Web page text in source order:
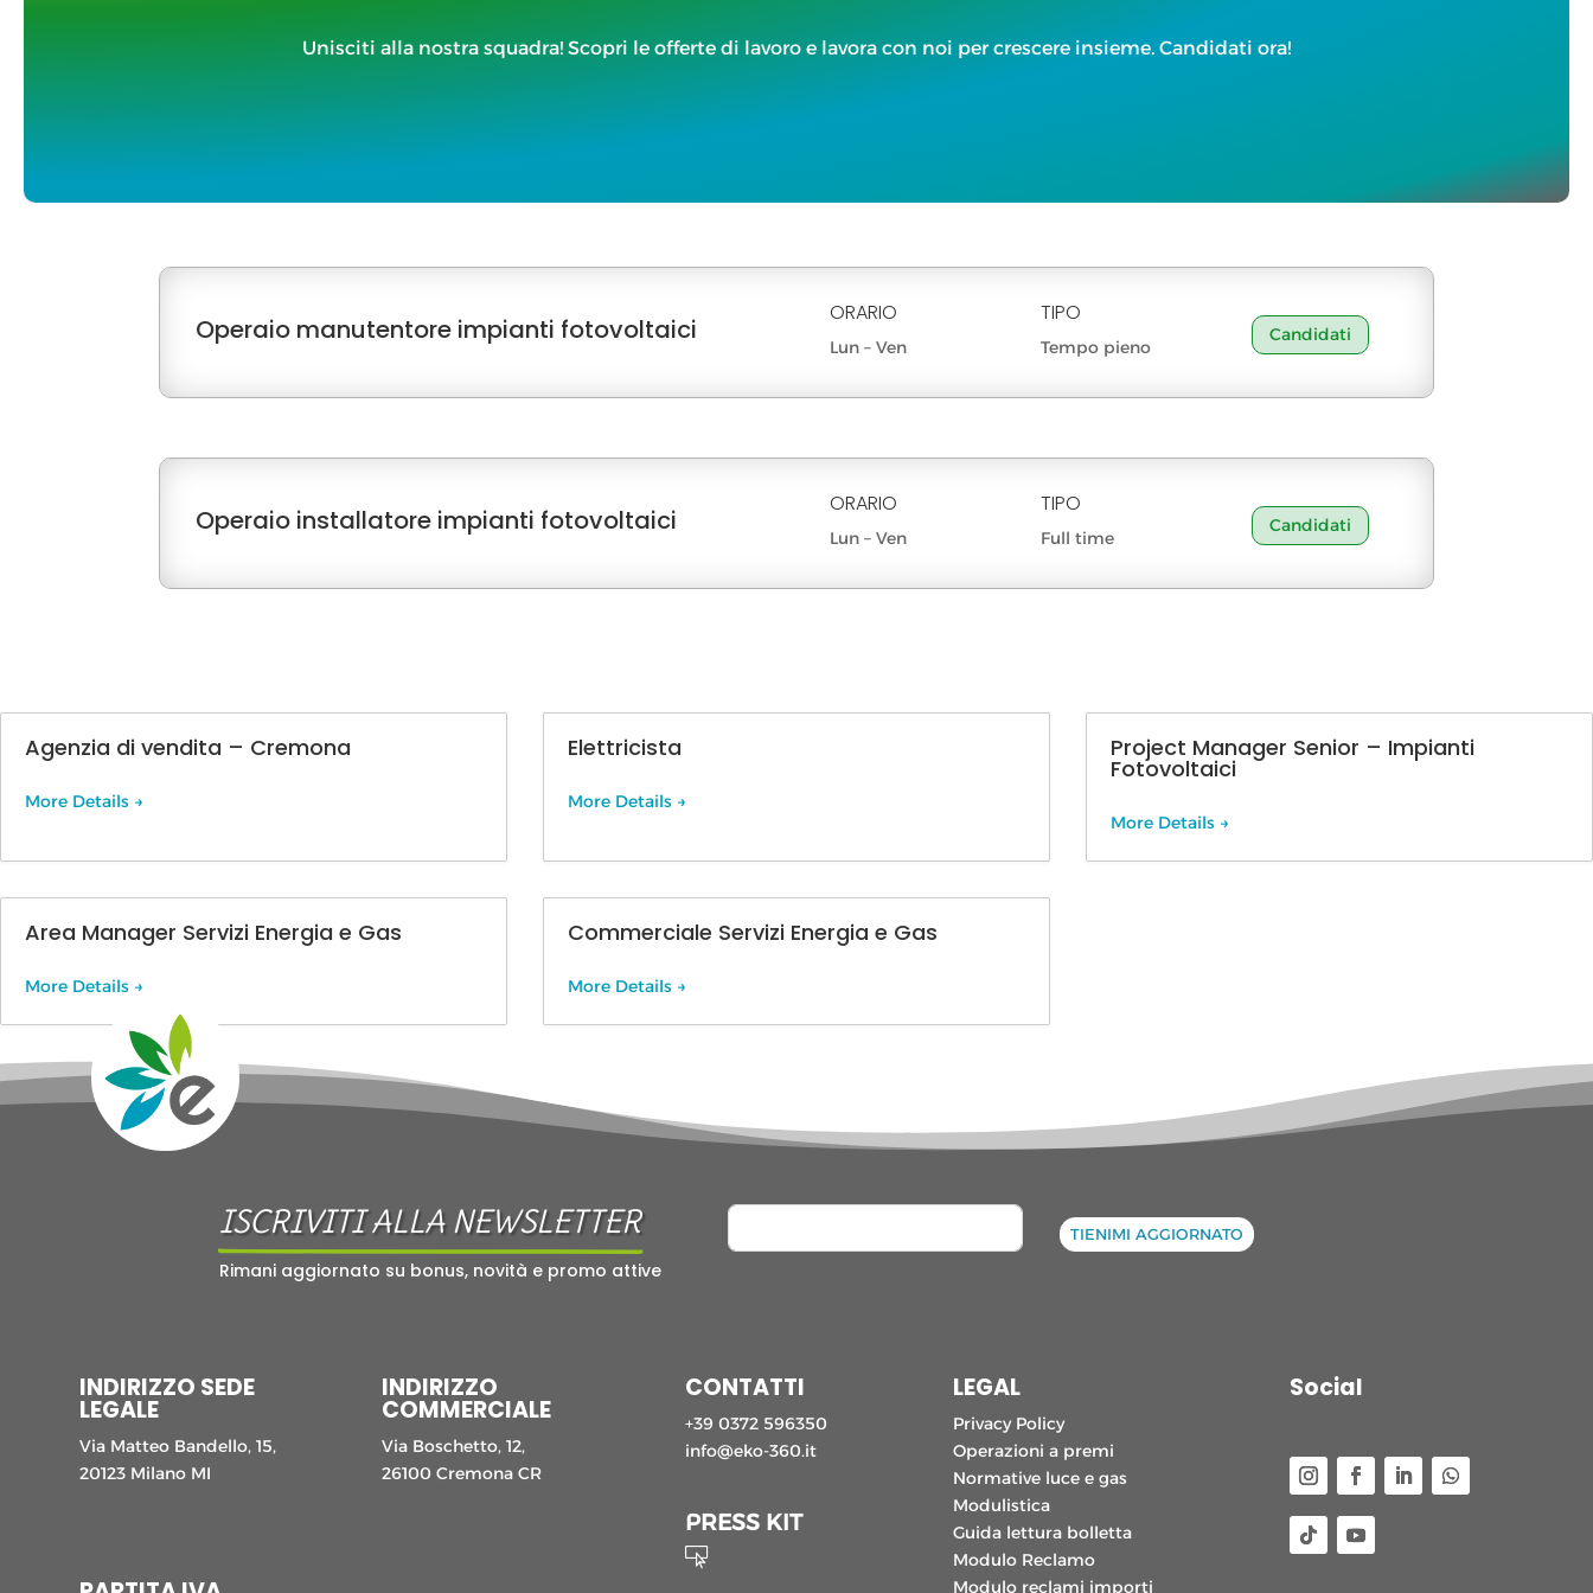
Unisciti alla nostra squadra! Scopri le offerte di lavoro e lavora con noi per crescere insieme. Candidati ora!
Operaio manutentore impianti fotovoltaici
ORARIO
Lun – Ven
TIPO
Tempo pieno
Candidati
Operaio installatore impianti fotovoltaici
ORARIO
Lun – Ven
TIPO
Full time
Candidati
Agenzia di vendita – Cremona
More Details
Elettricista
More Details
Project Manager Senior – Impianti
Fotovoltaici
More Details
Area Manager Servizi Energia e Gas
More Details
Commerciale Servizi Energia e Gas
More Details
ISCRIVITI ALLA NEWSLETTER
Rimani aggiornato su bonus, novità e promo attive
TIENIMI AGGIORNATO
INDIRIZZO SEDE
LEGALE
Via Matteo Bandello, 15,
20123 Milano MI
INDIRIZZO
COMMERCIALE
Via Boschetto, 12,
26100 Cremona CR
CONTATTI
+39 0372 596350
info@eko-360.it
PRESS KIT

LEGAL
Privacy Policy
Operazioni a premi
Normative luce e gas
Modulistica
Guida lettura bolletta
Modulo Reclamo
Modulo reclami importi
Social